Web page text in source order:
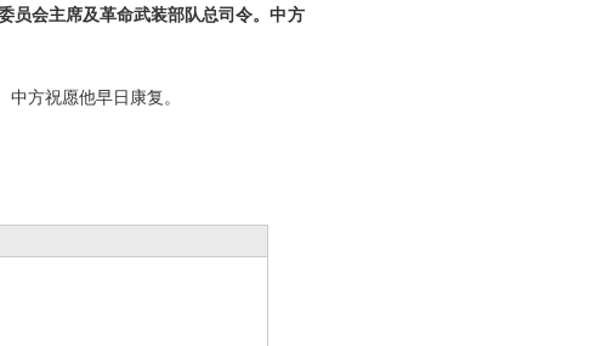
会主席及革命武装部队总司令。中方
方祝愿他早日康复。